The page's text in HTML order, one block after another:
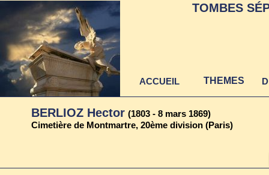
BERLIOZ Hector (1803 - 8 mars 1869)
Cimetière de Montmartre, 20ème division (Paris)
TOMBES
ACCUEIL THEMES